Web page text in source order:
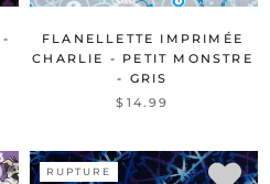
-
FLANELLETTE IMPRIMÉE
CHARLIE - PETIT MONSTRE
- GRIS
$14.99
RUPTURE